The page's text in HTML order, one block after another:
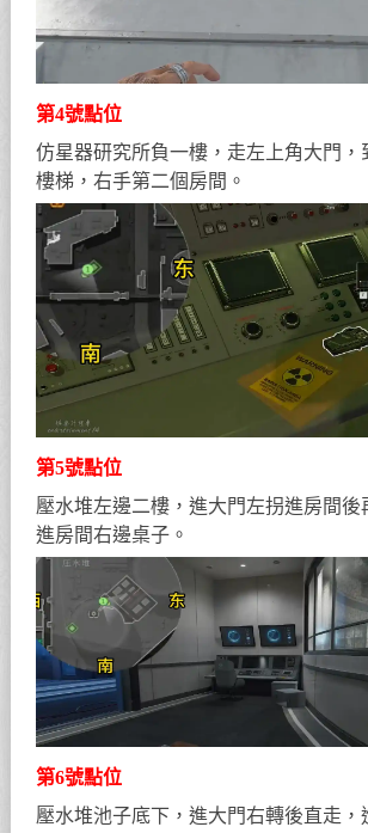
第4號點位
仿星器研究所負一樓，走左上角大門，
樓梯，右手第二個房間。
第5號點位
壓水堆左邊二樓，進大門左拐進房間後
進房間右邊桌子。
第6號點位
壓水堆池子底下，進大門右轉後直走，